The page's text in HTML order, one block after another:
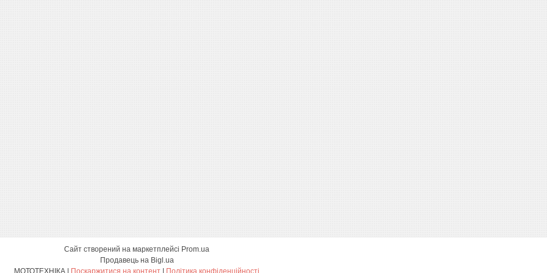
Сайт створений на маркетплейсі Prom.ua
Продавець на Bigl.ua
МОТОТЕХНІКА | Поскаржитися на контент | Політика конфіденційності